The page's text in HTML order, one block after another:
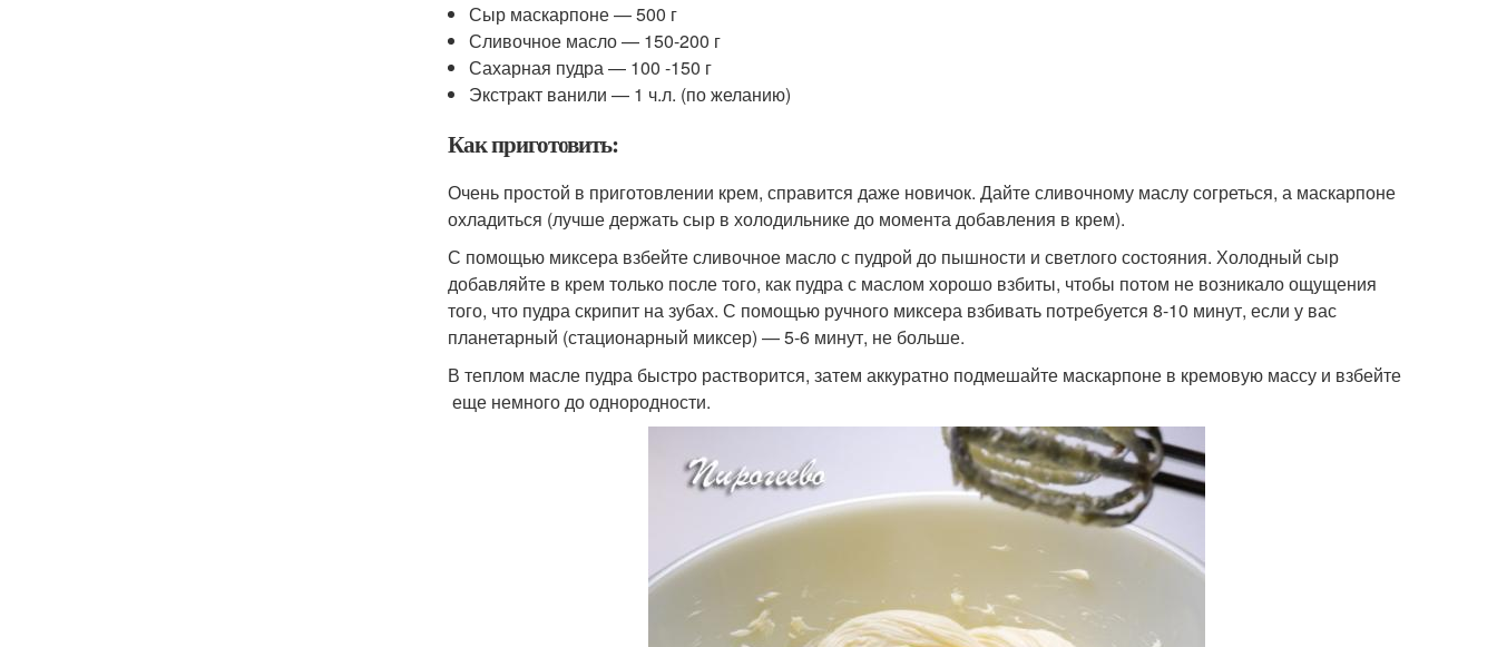
Сыр маскарпоне — 500 г
Сливочное масло — 150-200 г
Сахарная пудра — 100 -150 г
Экстракт ванили — 1 ч.л. (по желанию)
Как приготовить:
Очень простой в приготовлении крем, справится даже новичок. Дайте сливочному маслу согреться, а маскарпоне
охладиться (лучше держать сыр в холодильнике до момента добавления в крем).
С помощью миксера взбейте сливочное масло с пудрой до пышности и светлого состояния. Холодный сыр
добавляйте в крем только после того, как пудра с маслом хорошо взбиты, чтобы потом не возникало ощущения
того, что пудра скрипит на зубах. С помощью ручного миксера взбивать потребуется 8-10 минут, если у вас
планетарный (стационарный миксер) — 5-6 минут, не больше.
В теплом масле пудра быстро растворится, затем аккуратно подмешайте маскарпоне в кремовую массу и взбейте
еще немного до однородности.